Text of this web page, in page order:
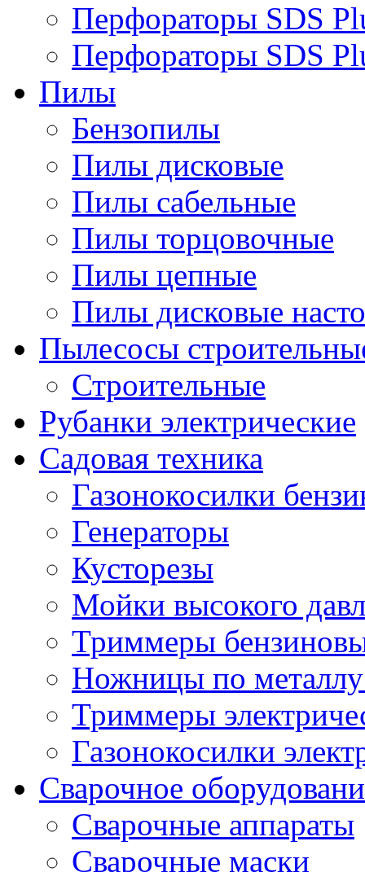
Перфораторы SDS
Перфораторы SDS
Пилы
Бензопилы
Пилы дисковые
Пилы сабельные
Пилы торцовочные
Пилы цепные
Пилы дисковые
Пылесосы
Строительные
Рубанки электрические
Садовая техника
Газонокосилки
Генераторы
Кусторезы
Мойки высокого
Триммеры
Ножницы по металлу
Триммеры
Газонокосилки
Сварочное
Сварочные аппараты
Сварочные маски